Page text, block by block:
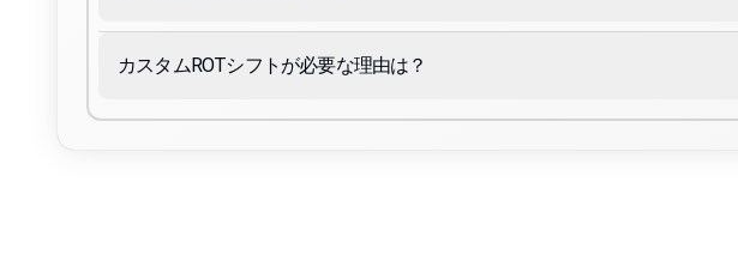
カスタムROTシフトが必要な理由は？